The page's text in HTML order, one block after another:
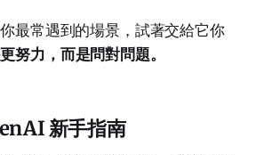
最常遇到的場景，試著交給它​你
努力，而是問對問題。
新手指南